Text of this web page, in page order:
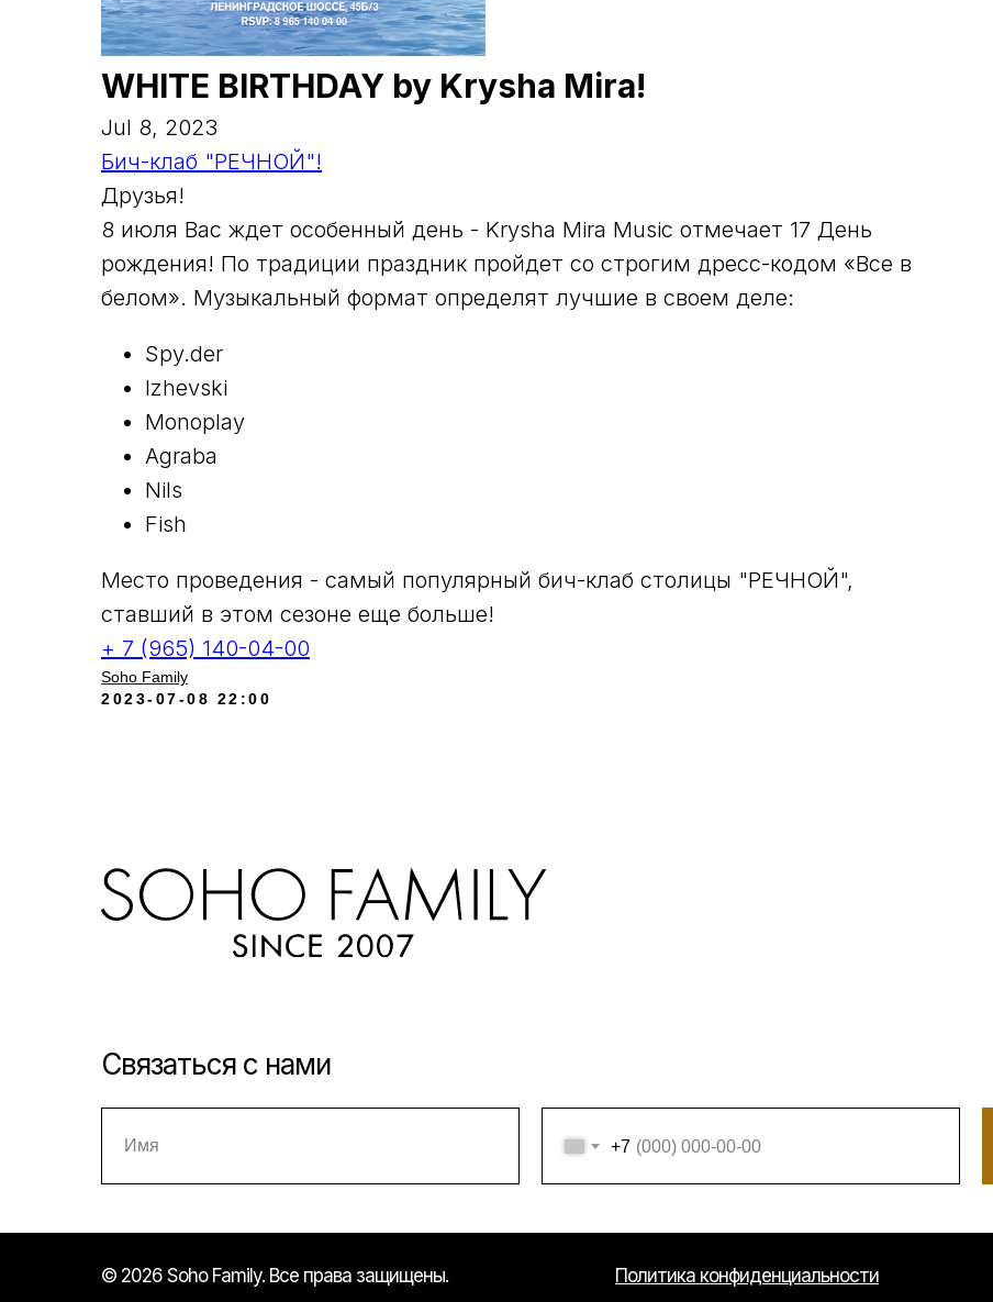
WHITE BIRTHDAY by Krysha Mira!
Jul 8, 2023
Бич-клаб "РЕЧНОЙ"!
Друзья!
8 июля Вас ждет особенный день - Krysha Mira Music отмечает 17 День
рождения! По традиции праздник пройдет со строгим дресс-кодом «Все в
белом». Музыкальный формат определят лучшие в своем деле:
Spy.der
Izhevski
Monoplay
Agraba
Nils
Fish
Место проведения - самый популярный бич-клаб столицы "РЕЧНОЙ",
ставший в этом сезоне еще больше!
+ 7 (965) 140-04-00
Soho Family
2023-07-08 22:00
Связаться с нами
+7
Политика конфиденциальности
© 2026 Soho Family. Все права защищены.